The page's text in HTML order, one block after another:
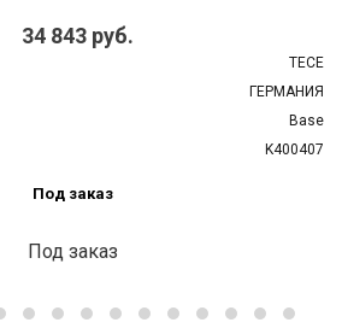
34 843 руб.
TECE
ГЕРМАНИЯ
Base
K400407
Под заказ
Под заказ